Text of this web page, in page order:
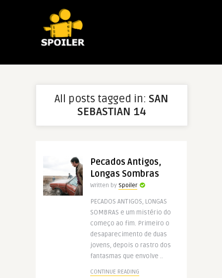
All posts tagged in: SAN
SEBASTIAN 14
Pecados Antigos,
Longas Sombras
Written by Spoiler
PECADOS ANTIGOS, LONGAS
SOMBRAS e um mistério do
começo ao fim. Primeiro o
desaparecimento de duas
jovens, depois o rastro dos
fantasmas que envolve ..
CONTINUE READING